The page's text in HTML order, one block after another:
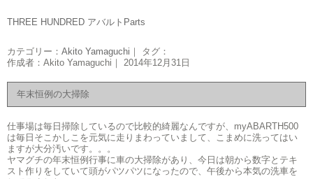
THREE HUNDRED アバルトParts
カテゴリー： Akito Yamaguchi ｜ タグ：
作成者：Akito Yamaguchi｜ 2014年12月31日
年末恒例の大掃除
仕事場は毎日掃除しているので比較的綺麗なんですが、myABARTH500
は毎日そこかしこを元気に走りまわっていまして、こまめに洗ってはい
ますが大分汚いです。。。
ヤマグチの年末恒例行事に車の大掃除があり、今日は朝から数字とテキ
スト作りをしていて頭がパツパツになったので、午後から本気の洗車を